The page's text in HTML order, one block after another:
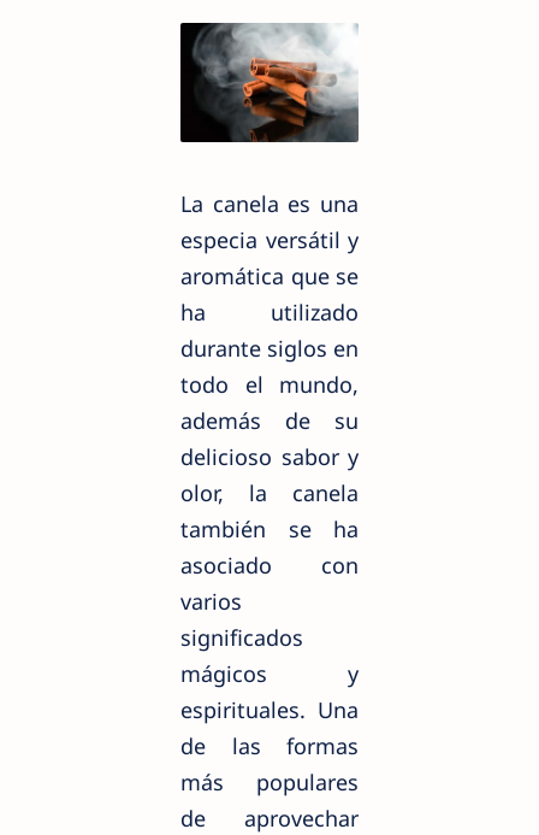
La canela es una
especia versátil y
aromática que se
ha utilizado
durante siglos en
todo el mundo,
además de su
delicioso sabor y
olor, la canela
también se ha
asociado con
varios
significados
mágicos y
espirituales. Una
de las formas
más populares
de aprovechar